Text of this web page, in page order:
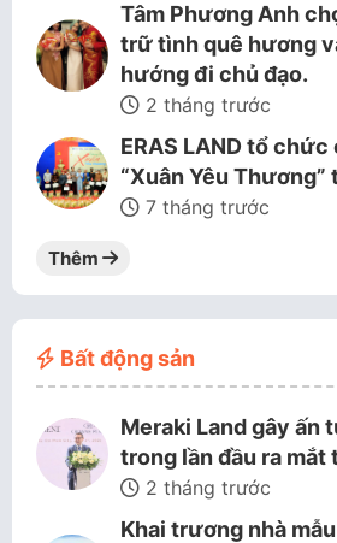
Tâm Phương Anh
trữ tình quê hương
hướng đi chủ đạo.
2 tháng trước
ERAS LAND tổ
“Xuân Yêu Thương”
7 tháng trước
Thêm
Bất động sản
Meraki Land gây ấn
trong lần đầu ra
2 tháng trước
Khai trương nhà